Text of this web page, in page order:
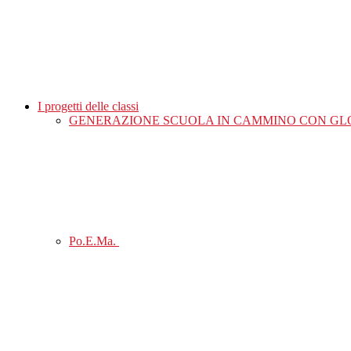
I progetti delle classi
GENERAZIONE SCUOLA IN CAMMINO CON
Po.E.Ma.